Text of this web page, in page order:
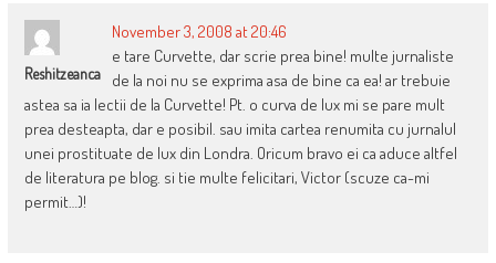
Reshitzeanca
November 3, 2008 at 20:46
e tare Curvette, dar scrie prea bine! multe jurnaliste
de la noi nu se exprima asa de bine ca ea! ar trebuie
astea sa ia lectii de la Curvette! Pt. o curva de lux mi se pare mult
prea desteapta, dar e posibil. sau imita cartea renumita cu jurnalul
unei prostituate de lux din Londra. Oricum bravo ei ca aduce altfel
de literatura pe blog. si tie multe felicitari, Victor (scuze ca-mi
permit…)!